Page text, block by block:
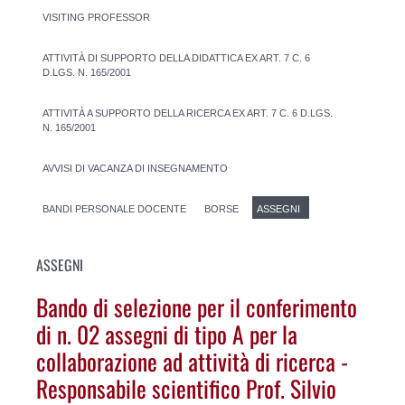
VISITING PROFESSOR
ATTIVITÀ DI SUPPORTO DELLA DIDATTICA EX ART. 7 C. 6
D.LGS. N. 165/2001
ATTIVITÀ A SUPPORTO DELLA RICERCA EX ART. 7 C. 6 D.LGS.
N. 165/2001
AVVISI DI VACANZA DI INSEGNAMENTO
BANDI PERSONALE DOCENTE BORSE ASSEGNI
ASSEGNI
Bando di selezione per il conferimento
di n. 02 assegni di tipo A per la
collaborazione ad attività di ricerca -
Responsabile scientifico Prof. Silvio